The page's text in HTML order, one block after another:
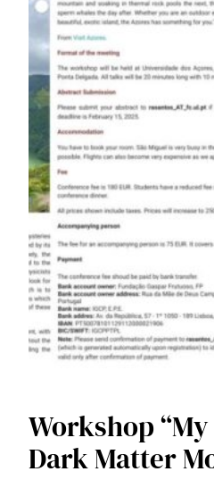
Workshop
Dark Matter